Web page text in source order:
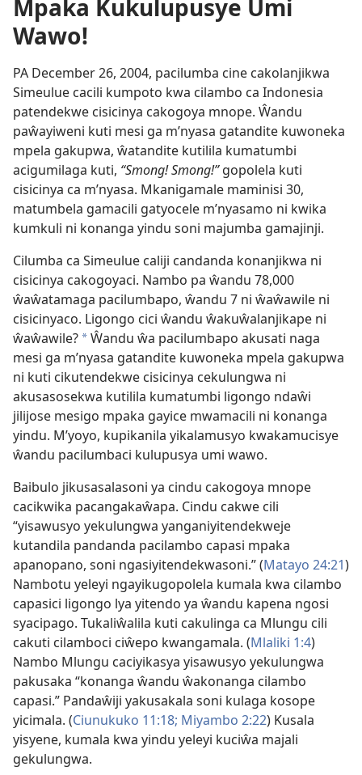
Mpaka Kukulupusye Umi
Wawo!
PA December 26, 2004, pacilumba cine cakolanjikwa
Simeulue cacili kumpoto kwa cilambo ca Indonesia
patendekwe cisicinya cakogoya mnope. Ŵandu
paŵayiweni kuti mesi ga m’nyasa gatandite kuwoneka
mpela gakupwa, ŵatandite kutilila kumatumbi
acigumilaga kuti, “Smong! Smong!”gopolela kuti
cisicinya ca m’nyasa. Mkanigamale maminisi 30,
matumbela gamacili gatyocele m’nyasamo ni kwika
kumkuli ni konanga yindu soni majumba gamajinji.
Cilumba ca Simeulue caliji candanda konanjikwa ni
cisicinya cakogoyaci. Nambo pa ŵandu 78,000
ŵaŵatamaga pacilumbapo, ŵandu 7 ni ŵaŵawile ni
cisicinyaco. Ligongo cici ŵandu ŵakuŵalanjikape ni
ŵaŵawile? *Ŵandu ŵa pacilumbapo akusati naga
mesi ga m’nyasa gatandite kuwoneka mpela gakupwa
ni kuti cikutendekwe cisicinya cekulungwa ni
akusasosekwa kutilila kumatumbi ligongo ndaŵi
jilijose mesigo mpaka gayice mwamacili ni konanga
yindu. M’yoyo, kupikanila yikalamusyo kwakamucisye
ŵandu pacilumbaci kulupusya umi wawo.
Baibulo jikusasalasoni ya cindu cakogoya mnope
cacikwika pacangakaŵapa. Cindu cakwe cili
“yisawusyo yekulungwa yanganiyitendekweje
kutandila pandanda pacilambo capasi mpaka
apanopano, soni ngasiyitendekwasoni.” (Matayo 24:21)
Nambotu yeleyi ngayikugopolela kumala kwa cilambo
capasici ligongo lya yitendo ya ŵandu kapena ngosi
syacipago. Tukaliŵalila kuti cakulinga ca Mlungu cili
cakuti cilamboci ciŵepo kwangamala. (Mlaliki 1:4)
Nambo Mlungu caciyikasya yisawusyo yekulungwa
pakusaka “konanga ŵandu ŵakonanga cilambo
capasi.” Pandaŵiji yakusakala soni kulaga kosope
yicimala. (Ciunukuko 11:18; Miyambo 2:22) Kusala
yisyene, kumala kwa yindu yeleyi kuciŵa majali
gekulungwa.